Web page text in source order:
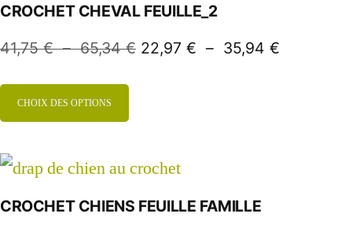
CROCHET CHEVAL FEUILLE_2
41,75€ – 65,34€ 22,97 € – 35,94 €
CHOIX DES OPTIONS
CROCHET CHIENS FEUILLE FAMILLE